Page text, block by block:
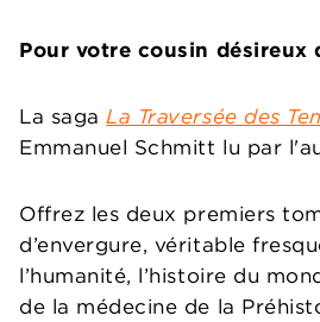
Pour votre cousin désireux
La sagaLa Traversée des
Emmanuel Schmitt lu par
Offrez les deux premiers
d’envergure, véritable
l’humanité, l’histoire du
de la médecine de la